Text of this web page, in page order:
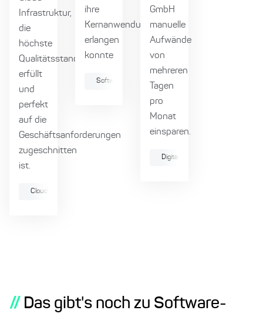
Infrastruktur,
die
höchste
Qualitätsstandards
erfüllt
und
perfekt
auf die
Geschäftsanforderungen
zugeschnitten
ist.
Cloud
ihre
Kernanwendung
erlangen
konnte
Softwarearchitektur
GmbH
manuelle
Aufwände
von
mehreren
Tagen
pro
Monat
einsparen.
Digitale Produktentwicklung
// Das gibt's noch zu Software-